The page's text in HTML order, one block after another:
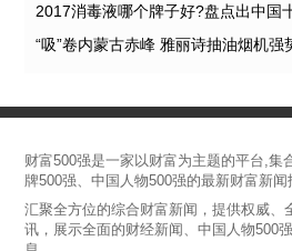
2017消毒液哪个牌子好?盘点出中国
“吸”卷内蒙古赤峰 雅丽诗抽油烟机强
财富500强是一家以财富为主题的平台,集
牌500强、中国人物500强的最新财富新闻
汇聚全方位的综合财富新闻，提供权威、
讯，展示全面的财经新闻、中国人物500